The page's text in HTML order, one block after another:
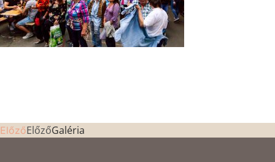
ElőzőElőzőGaléria